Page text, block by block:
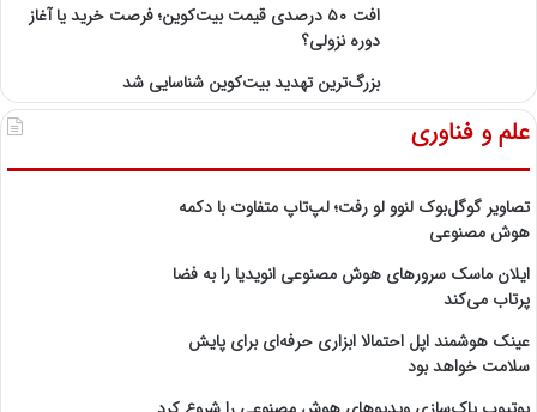
افت ۵۰ درصدی قیمت بیت‌کوین؛ فرصت خرید یا آغاز
دوره نزولی؟
بزرگ‌ترین تهدید بیت‌کوین شناسایی شد
علم و فناوری
تصاویر گوگل‌بوک لنوو لو رفت؛ لپ‌تاپ متفاوت با دکمه
هوش مصنوعی
ایلان ماسک سرورهای هوش مصنوعی انویدیا را به فضا
پرتاب می‌کند
عینک هوشمند اپل احتمالا ابزاری حرفه‌ای برای پایش
سلامت خواهد بود